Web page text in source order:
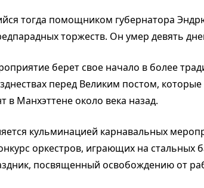
тогда помощником губернатора
торжеств. Он умер девять
берет свое начало в более
перед Великим постом, которые
в Манхэттене около века назад.
кульминацией карнавальных
оркестров, играющих на стальных
посвященный освобождению от